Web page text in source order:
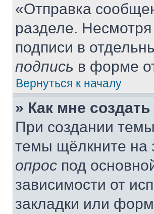
«Отправка
разделе.
подписи в
подпись в форме
Вернуться к началу
» Как мне
При создании
темы щёлкните на
опрос под
зависимости от
закладки или